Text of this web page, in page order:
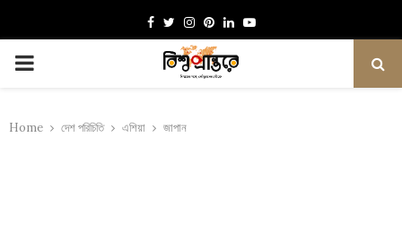
Facebook
TwitterInstagram
Pinterest
LinkedinYoutube
PRIMARY
Home দেশ পরিচিতি এশিয়া জাপান